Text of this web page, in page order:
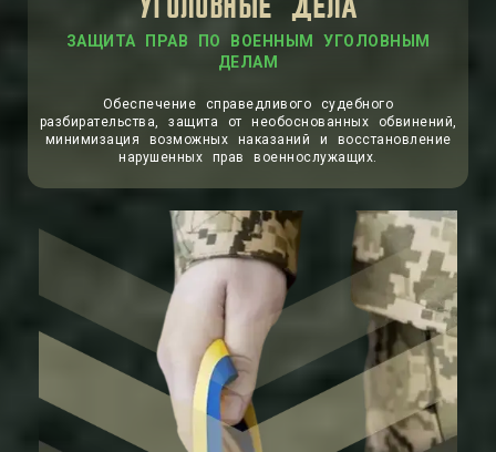
УГОЛОВНЫЕ ДЕЛА
ЗАЩИТА ПРАВ ПО ВОЕННЫМ УГОЛОВНЫМ
ДЕЛАМ
Обеспечение справедливого судебного
разбирательства, защита от необоснованных обвинений,
минимизация возможных наказаний и восстановление
нарушенных прав военнослужащих.